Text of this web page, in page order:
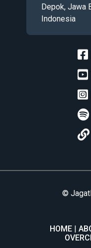
Depok, Jawa
Indonesia
©
HOME